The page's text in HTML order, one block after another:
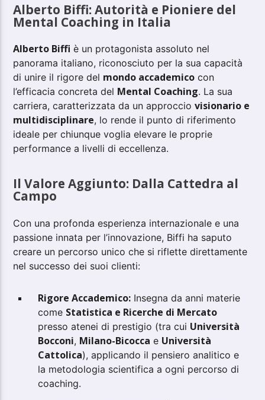
Alberto Biffi: Autorità e Pioniere del
Mental Coaching in Italia
Alberto Biffi è un protagonista assoluto nel
panorama italiano, riconosciuto per la sua capacità
di unire il rigore del mondo accademico con
l’efficacia concreta del Mental Coaching. La sua
carriera, caratterizzata da un approcciovisionario e
multidisciplinare, lo rende il punto di riferimento
ideale per chiunque voglia elevare le proprie
performance a livelli di eccellenza.
Il Valore Aggiunto: Dalla Cattedra al
Campo
Con una profonda esperienza internazionale e una
passione innata per l’innovazione, Biffi ha saputo
creare un percorso unico che si riflette direttamente
nel successo dei suoi clienti:
Rigore Accademico: Insegna da anni materie
come Statistica e Ricerche di Mercato
presso atenei di prestigio (tra cui Università
Bocconi, Milano-Bicocca e Università
Cattolica), applicando il pensiero analitico e
la metodologia scientifica a ogni percorso di
coaching.